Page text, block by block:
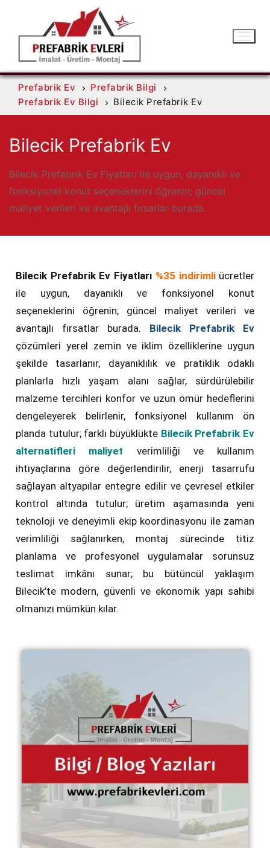
Prefabrik Ev
Prefabrik Bilgi
Prefabrik Ev Bilgi
Bilecik Prefabrik Ev
Bilecik Prefabrik Ev
Bilecik Prefabrik Ev Fiyatları ile uygun, dayanıklı ve
fonksiyonel konut seçeneklerini öğrenin; güncel
maliyet verileri ve avantajlı fırsatlar burada.
Bilecik Prefabrik Ev Fiyatları %35 indirimliücretler
ile uygun, dayanıklı ve fonksiyonel konut
seçeneklerini öğrenin; güncel maliyet verileri ve
avantajlı fırsatlar burada. Bilecik Prefabrik Ev
çözümleri yerel zemin ve iklim özelliklerine uygun
şekilde tasarlanır, dayanıklılık ve pratiklik odaklı
planlarla hızlı yaşam alanı sağlar, sürdürülebilir
malzeme tercihleri konfor ve uzun ömür hedeflerini
dengeleyerek belirlenir, fonksiyonel kullanım ön
planda tutulur; farklı büyüklükte Bilecik Prefabrik Ev
alternatifleri maliyet verimliliği ve kullanım
ihtiyaçlarına göre değerlendirilir, enerji tasarrufu
sağlayan altyapılar entegre edilir ve çevresel etkiler
kontrol altında tutulur; üretim aşamasında yeni
teknoloji ve deneyimli ekip koordinasyonu ile zaman
verimliliği sağlanırken, montaj sürecinde titiz
planlama ve profesyonel uygulamalar sorunsuz
teslimat imkânı sunar; bu bütüncül yaklaşım
Bilecik’te modern, güvenli ve ekonomik yapı sahibi
olmanızı mümkün kılar.